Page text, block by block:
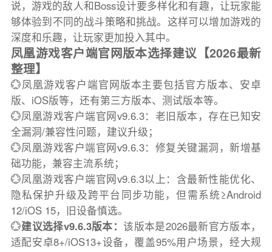
说，游戏的敌人和Boss设计要多样化和有趣，让玩家能
够体验到不同的战斗策略和挑战。这样可以增加游戏的
深度和乐趣，让玩家更加投入其中。
凤凰游戏客户端官网版本选择建议【2026最新
整理】
💮凤凰游戏客户端官网版本主要包括官方版本、安卓
版、iOS版等，还有第三方版本、测试版本等。
💮凤凰游戏客户端官网v9.6.3：老旧版本，存在已知安
全漏洞/兼容性问题，建议升级；
💮凤凰游戏客户端官网v9.6.3：修复关键漏洞，新增基
础功能，兼容主流系统；
💮凤凰游戏客户端官网v9.6.3以上：含最新性能优化、
隐私保护升级及跨平台同步功能，但需系统≥Android
12/iOS 15，旧设备慎选。
💮建议选择v9.6.3版本：该版本是2026最新官方版本，
适配安卓8+/iOS13+设备，覆盖95%用户场景，经大规